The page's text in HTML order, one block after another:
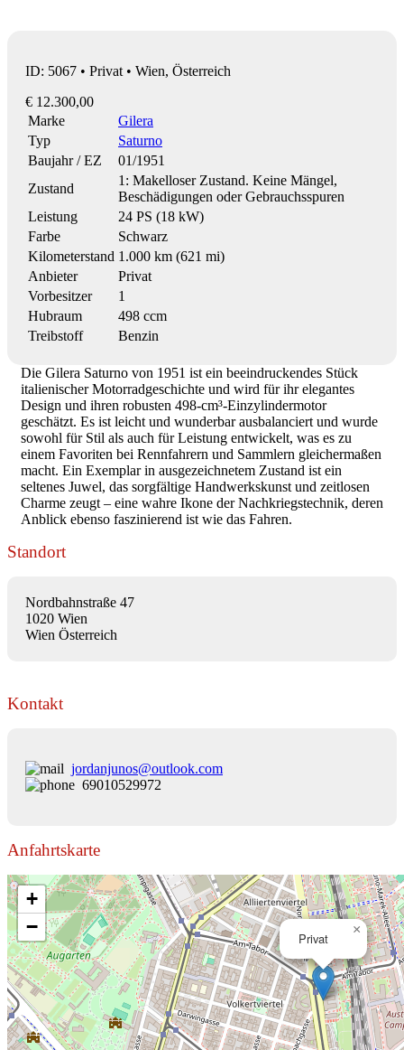
ID: 5067 • Privat • Wien, Österreich
€ 12.300,00
Marke
Gilera
Typ
Saturno
Baujahr / EZ
01/1951
Zustand
1: Makelloser Zustand. Keine Mängel,
Beschädigungen oder Gebrauchsspuren
Leistung
24 PS (18 kW)
Farbe
Schwarz
Kilometerstand 1.000 km (621 mi)
Anbieter
Privat
Vorbesitzer
1
Hubraum
498 ccm
Treibstoff
Benzin
Die Gilera Saturno von 1951 ist ein beeindruckendes Stück
italienischer Motorradgeschichte und wird für ihr elegantes
Design und ihren robusten 498-cm³-Einzylindermotor
geschätzt. Es ist leicht und wunderbar ausbalanciert und wurde
sowohl für Stil als auch für Leistung entwickelt, was es zu
einem Favoriten bei Rennfahrern und Sammlern gleichermaßen
macht. Ein Exemplar in ausgezeichnetem Zustand ist ein
seltenes Juwel, das sorgfältige Handwerkskunst und zeitlosen
Charme zeugt – eine wahre Ikone der Nachkriegstechnik, deren
Anblick ebenso faszinierend ist wie das Fahren.
Standort
Nordbahnstraße 47
1020 Wien
Wien Österreich
Kontakt
jordanjunos@outlook.com
69010529972
Anfahrtskarte
Privat
×
+
−